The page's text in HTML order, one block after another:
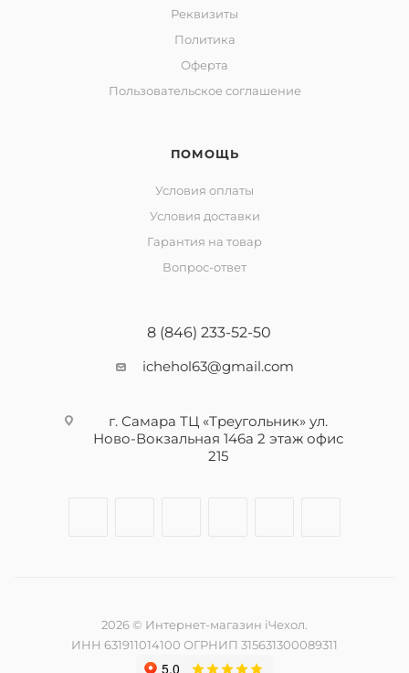
Реквизиты
Политика
Оферта
Пользовательское соглашение
ПОМОЩЬ
Условия оплаты
Условия доставки
Гарантия на товар
Вопрос-ответ
8 (846) 233-52-50
ichehol63@gmail.com
г. Самара ТЦ «Треугольник» ул.
Ново-Вокзальная 146а 2 этаж офис
215
2026 © Интернет-магазин iЧехол.
ИНН 631911014100 ОГРНИП 315631300089311